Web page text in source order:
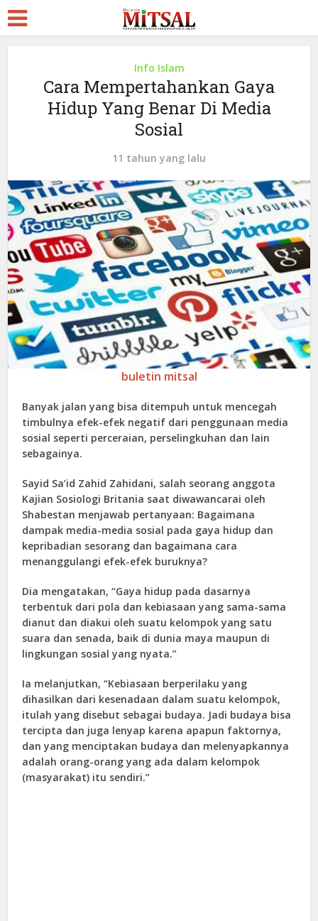
Info Islam
Cara Mempertahankan Gaya
Hidup Yang Benar Di Media
Sosial
11 tahun yang lalu
buletin mitsal
Banyak jalan yang bisa ditempuh untuk mencegah
timbulnya efek-efek negatif dari penggunaan media
sosial seperti perceraian, perselingkuhan dan lain
sebagainya.
Sayid Sa’id Zahid Zahidani, salah seorang anggota
Kajian Sosiologi Britania saat diwawancarai oleh
Shabestan menjawab pertanyaan: Bagaimana
dampak media-media sosial pada gaya hidup dan
kepribadian sesorang dan bagaimana cara
menanggulangi efek-efek buruknya?
Dia mengatakan, “Gaya hidup pada dasarnya
terbentuk dari pola dan kebiasaan yang sama-sama
dianut dan diakui oleh suatu kelompok yang satu
suara dan senada, baik di dunia maya maupun di
lingkungan sosial yang nyata.”
Ia melanjutkan, “Kebiasaan berperilaku yang
dihasilkan dari kesenadaan dalam suatu kelompok,
itulah yang disebut sebagai budaya. Jadi budaya bisa
tercipta dan juga lenyap karena apapun faktornya,
dan yang menciptakan budaya dan melenyapkannya
adalah orang-orang yang ada dalam kelompok
(masyarakat) itu sendiri.”